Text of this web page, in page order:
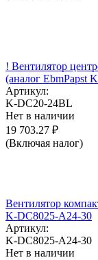
! Вентилятор
(аналог EbmPapst
Артикул:
K-DC20-24BL
Нет в наличии
19 703.27 ₽
(Включая налог)
Вентилятор
K-DC8025-A24-30
Артикул:
K-DC8025-A24-30
Нет в наличии